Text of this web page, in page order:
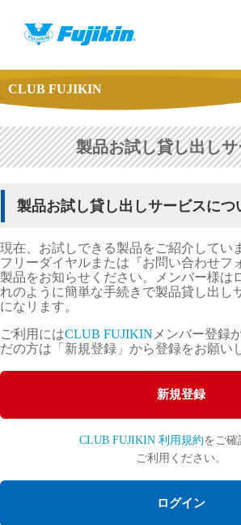
製品情報
バルブ・継手・システムを探す
製品カタログダウンロード
サポート
よくあるご質問(FAQ)・用語集
CLUB FUJIKIN
製品お試し貸し出し
製品お試し貸し出しサービスにつ
現在、お試しできる製品をご紹介してい
フリーダイヤルまたは『お問い合わせ
製品をお知らせください。メンバー様は
れのように簡単な手続きで製品貸し出し
になリます。
ご利用にはCLUB FUJIKIN メンバー登録
だの方は「新規登録」から登録をお願い
新規登録
CLUB FUJIKIN 利用規約をご確
ご利用ください。
ログイン